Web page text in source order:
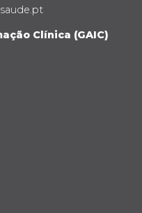
Clínica (GAIC)